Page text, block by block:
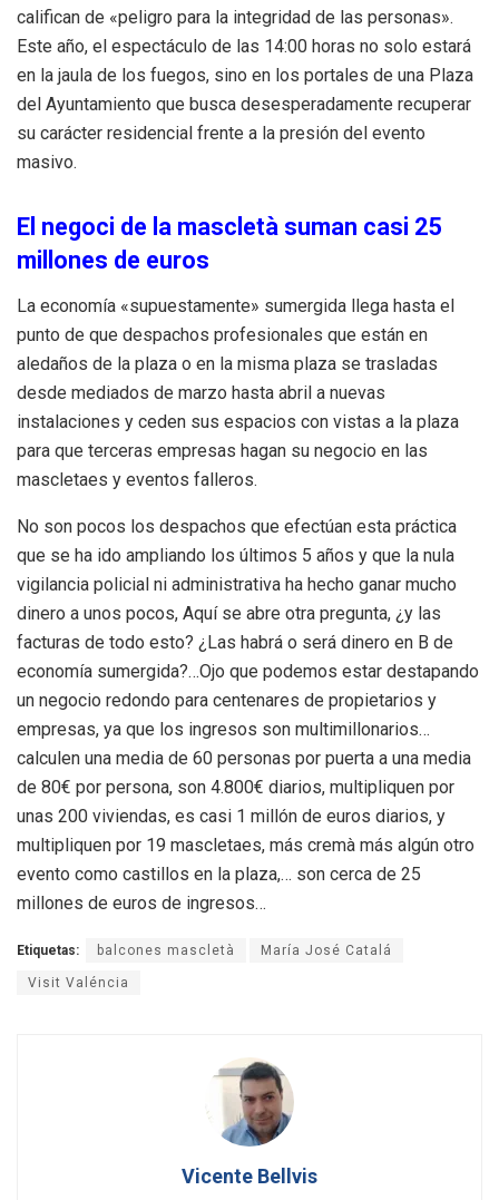
califican de «peligro para la integridad de las personas».
Este año, el espectáculo de las 14:00 horas no solo estará
en la jaula de los fuegos, sino en los portales de una Plaza
del Ayuntamiento que busca desesperadamente recuperar
su carácter residencial frente a la presión del evento
masivo.
El negoci de la mascletà suman casi 25
millones de euros
La economía «supuestamente» sumergida llega hasta el
punto de que despachos profesionales que están en
aledaños de la plaza o en la misma plaza se trasladas
desde mediados de marzo hasta abril a nuevas
instalaciones y ceden sus espacios con vistas a la plaza
para que terceras empresas hagan su negocio en las
mascletaes y eventos falleros.
No son pocos los despachos que efectúan esta práctica
que se ha ido ampliando los últimos 5 años y que la nula
vigilancia policial ni administrativa ha hecho ganar mucho
dinero a unos pocos, Aquí se abre otra pregunta, ¿y las
facturas de todo esto? ¿Las habrá o será dinero en B de
economía sumergida?…Ojo que podemos estar destapando
un negocio redondo para centenares de propietarios y
empresas, ya que los ingresos son multimillonarios…
calculen una media de 60 personas por puerta a una media
de 80€ por persona, son 4.800€ diarios, multipliquen por
unas 200 viviendas, es casi 1 millón de euros diarios, y
multipliquen por 19 mascletaes, más cremà más algún otro
evento como castillos en la plaza,… son cerca de 25
millones de euros de ingresos…
Etiquetas: balcones mascletà María José Catalá
Visit Valéncia
Vicente Bellvis